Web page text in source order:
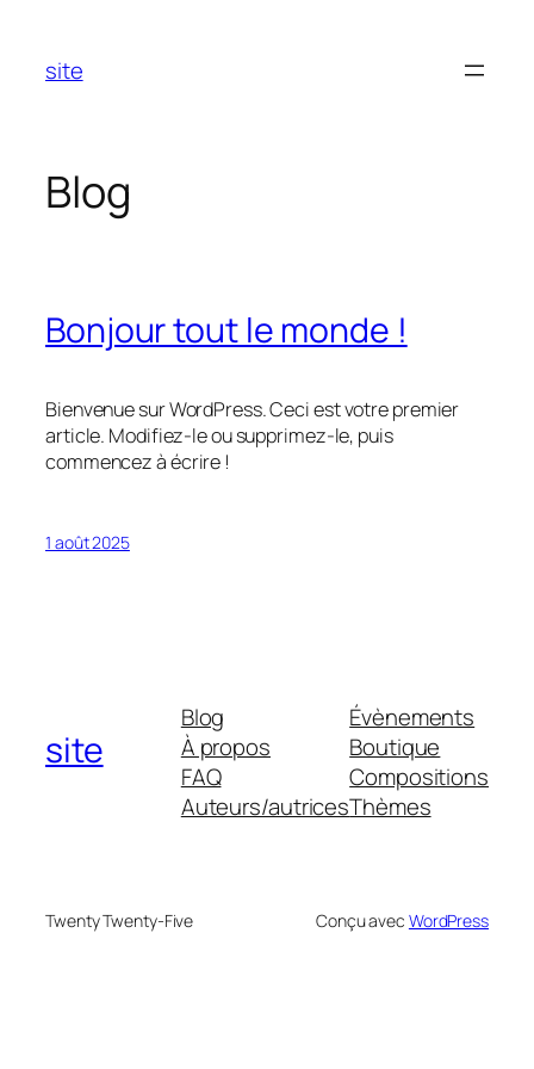
contenu
site
Blog
Bonjour tout le monde !
Bienvenue sur WordPress. Ceci est votre premier
article. Modifiez-le ou supprimez-le, puis
commencez à écrire !
1 août 2025
site
Blog
À propos
FAQ
Auteurs/autrices
Évènements
Boutique
Compositions
Thèmes
Twenty Twenty-Five Conçu avec WordPress